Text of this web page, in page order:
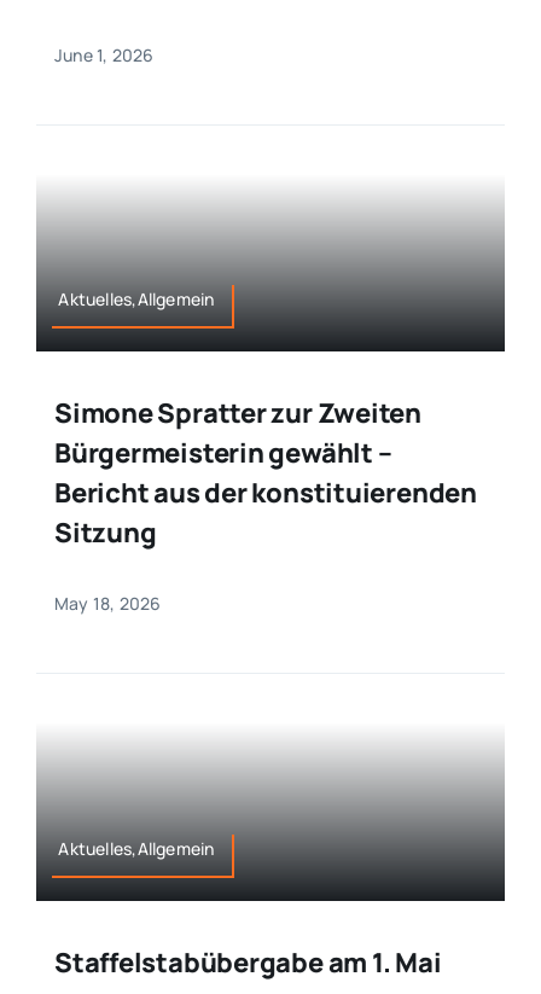
June 1, 2026
Aktuelles,Allgemein
Simone Spratter zur Zweiten
Bürgermeisterin gewählt –
Bericht aus der konstituierenden
Sitzung
May 18, 2026
Aktuelles,Allgemein
Staffelstabübergabe am 1. Mai